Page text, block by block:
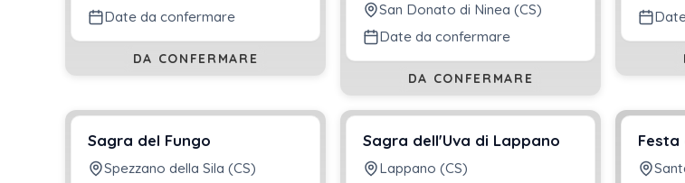
Date da confermare
DA CONFERMARE
San Donato di Ninea (CS)
Date da confermare
DA CONFERMARE
Sagra del Fungo
Spezzano della Sila (CS)
Sagra dell'Uva di Lappano
Lappano (CS)
Festa